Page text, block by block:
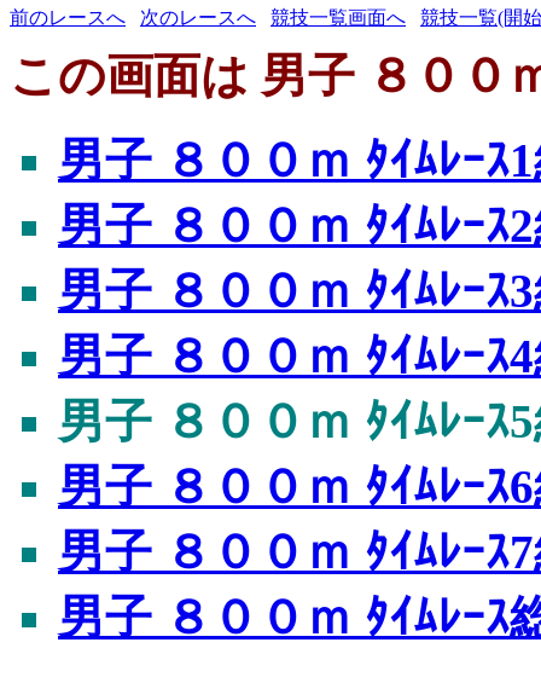
前のレースへ 次のレースへ 競技一覧画面へ 競技一覧(開
この画面は 男子 ８００
男子 ８００ｍ ﾀｲﾑﾚｰｽ
男子 ８００ｍ ﾀｲﾑﾚｰｽ
男子 ８００ｍ ﾀｲﾑﾚｰｽ
男子 ８００ｍ ﾀｲﾑﾚｰｽ
男子 ８００ｍ ﾀｲﾑﾚｰｽ
男子 ８００ｍ ﾀｲﾑﾚｰｽ
男子 ８００ｍ ﾀｲﾑﾚｰｽ
男子 ８００ｍ ﾀｲﾑﾚｰｽ